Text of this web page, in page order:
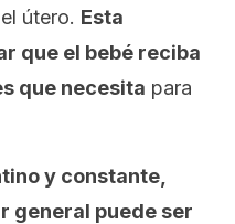
útero. Esta
que el bebé reciba
que necesita para
y constante,
general puede ser